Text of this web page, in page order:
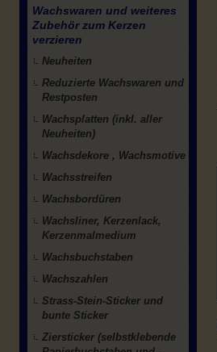
Wachswaren und weiteres
Zubehör zum Kerzen
verzieren
Neuheiten
Reduzierte Wachswaren und
Restposten
Wachsplatten (inkl. aller
Neuheiten)
Wachsdekore , Wachsmotive
Wachsstreifen
Wachsbordüren
Wachsliner, Kerzenlack,
Kerzenmalmedium
Wachsbuchstaben
Wachszahlen
Strass-Stein-Sticker und
bunte Sticker
Ziersticker (selbstklebende